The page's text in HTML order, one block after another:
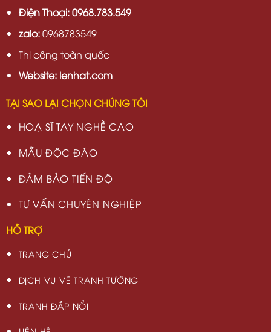
Điện Thoại: 0968.783.549
zalo:0968783549
Thi công toàn quốc
Website: lenhat.com
TẠI SAO LẠI CHỌN CHÚNG TÔI
HOẠ SĨ TAY NGHỀ CAO
MẪU ĐỘC ĐÁO
ĐẢM BẢO TIẾN ĐỘ
TƯ VẤN CHUYÊN NGHIỆP
HỖ TRỢ
TRANG CHỦ
DỊCH VỤ VẼ TRANH TƯỜNG
TRANH ĐẮP NỔI